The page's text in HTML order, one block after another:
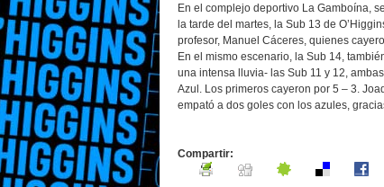
En el complejo deportivo La Gamboína,
la tarde del martes, la Sub 13 de
profesor, Manuel Cáceres, quienes
En el mismo escenario, la Sub 14,
una intensa lluvia- las Sub 11 y 12,
Azul. Los primeros cayeron por 5 – 3.
empató a dos goles con los azules,
Compartir: